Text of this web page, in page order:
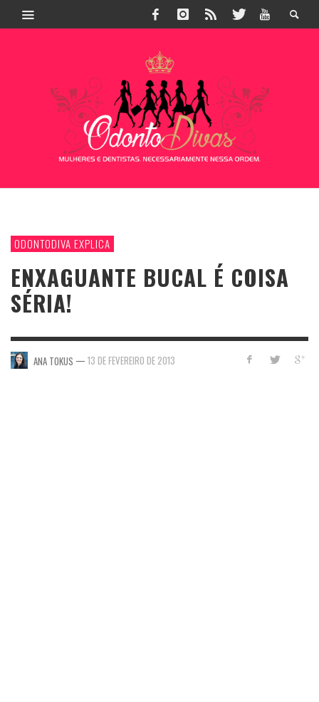
ODONTODIVA EXPLICA
ENXAGUANTE BUCAL É COISA
SÉRIA!
ANA TOKUS — 13 DE FEVEREIRO DE 2013